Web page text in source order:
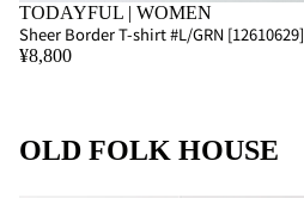
SOLD OUT
TODAYFUL | WOMEN
Sheer Border T-shirt #L/GRN [12610629]
¥8,800
OLD FOLK HOUSE